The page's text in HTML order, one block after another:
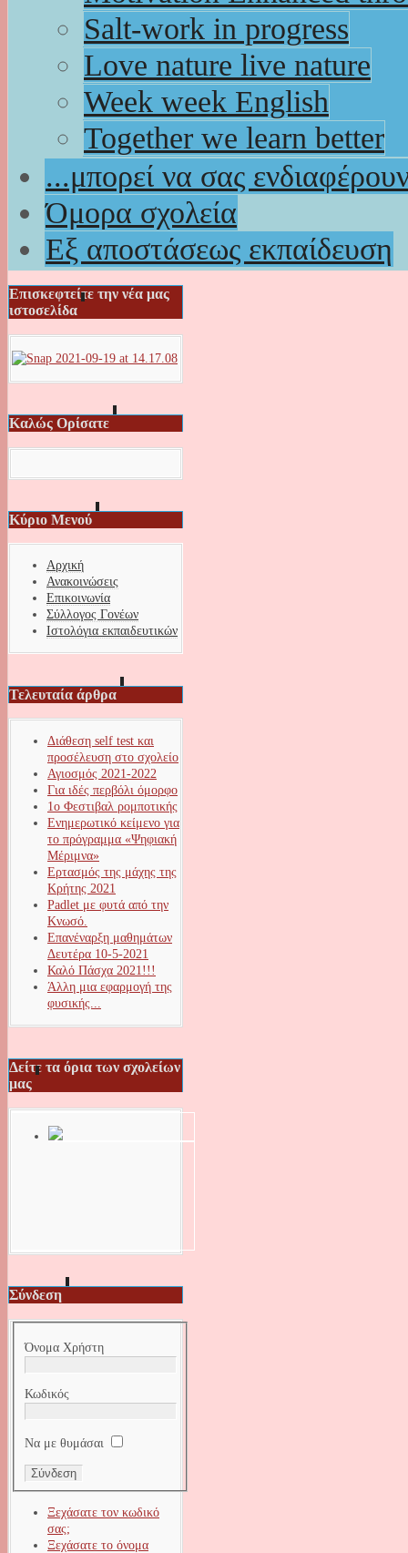
Salt-work in progress
Love nature live nature
Week week English
Together we learn better
...μπορεί να σας
Όμορα σχολεία
Εξ αποστάσεως εκπαίδευση
Επισκεφτείτε την νέα μας
ιστοσελίδα
Καλώς Ορίσατε
Κύριο Μενού
Αρχική
Ανακοινώσεις
Επικοινωνία
Σύλλογος Γονέων
Ιστολόγια εκπαιδευτικών
Τελευταία άρθρα
Διάθεση self test και
προσέλευση στο σχολείο
Αγιοσμός 2021-2022
Για ιδές περβόλι όμορφο
1ο Φεστιβαλ ρομποτικής
Ενημερωτικό κείμενο για
το πρόγραμμα «Ψηφιακή
Μέριμνα»
Ερτασμός της μάχης της
Κρήτης 2021
Padlet με φυτά από την
Κνωσό.
Επανέναρξη μαθημάτων
Δευτέρα 10-5-2021
Καλό Πάσχα 2021!!!
Άλλη μια εφαρμογή της
φυσικής...
Δείτε τα όρια των σχολείων
μας
Σύνδεση
Όνομα Χρήστη
Κωδικός
Να με θυμάσαι
Ξεχάσατε τον κωδικό
σας;
Ξεχάσατε το όνομα